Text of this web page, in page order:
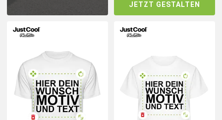
MAGAZIN
JETZT GESTALTEN